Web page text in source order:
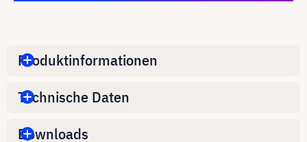
Produktinformationen
Technische Daten
Downloads